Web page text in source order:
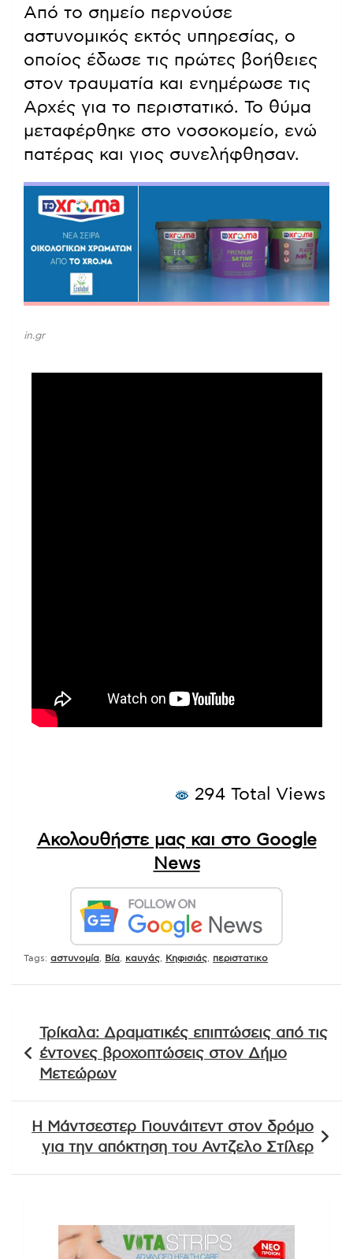
Από το σημείο περνούσε
αστυνομικός εκτός υπηρεσίας, ο
οποίος έδωσε τις πρώτες βοήθειες
στον τραυματία και ενημέρωσε τις
Αρχές για το περιστατικό. Το θύμα
μεταφέρθηκε στο νοσοκομείο, ενώ
πατέρας και γιος συνελήφθησαν.
in.gr
294 Total Views
Ακολουθήστε μας και στο Google
News
Tags: αστυνομία Βία καυγάς Κηφισιάς περιστατικο
άρθρων
Τρίκαλα: Δραματικές επιπτώσεις από τις
έντονες βροχοπτώσεις στον Δήμο
Μετεώρων
Η Μάντσεστερ Γιουνάιτεντ στον δρόμο
για την απόκτηση του Αντζελο Στίλερ